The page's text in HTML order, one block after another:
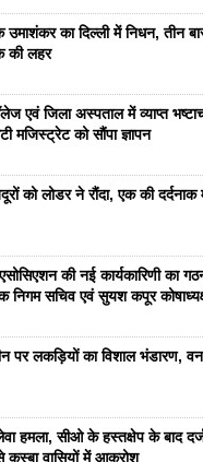
का दिल्ली में निधन, तीन
की लहर
एवं जिला अस्पताल में व्याप्त
मजिस्ट्रेट को सौंपा ज्ञापन
को लोडर ने रौंदा, एक की दर्दनाक
की नई कार्यकारिणी का
निगम सचिव एवं सुयश कपूर कोषाध्यक्ष
पर लकड़ियों का विशाल भंडारण, वन
हमला, सीओ के हस्तक्षेप के बाद
कस्बा वासियों में आक्रोश